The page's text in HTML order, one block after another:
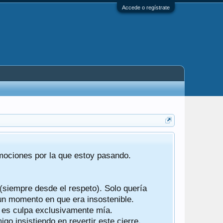
Accede o regístrate
por la que estoy pasando.
desde el respeto). Solo quería
momento en que era insostenible.
culpa exclusivamente mía.
insistiendo en revertir este cierre.